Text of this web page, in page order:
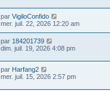
par VigiloConfido
mer. juil. 22, 2026 12:20 am
par 184201739
dim. juil. 19, 2026 4:08 pm
par Harfang2
mer. juil. 15, 2026 2:57 pm